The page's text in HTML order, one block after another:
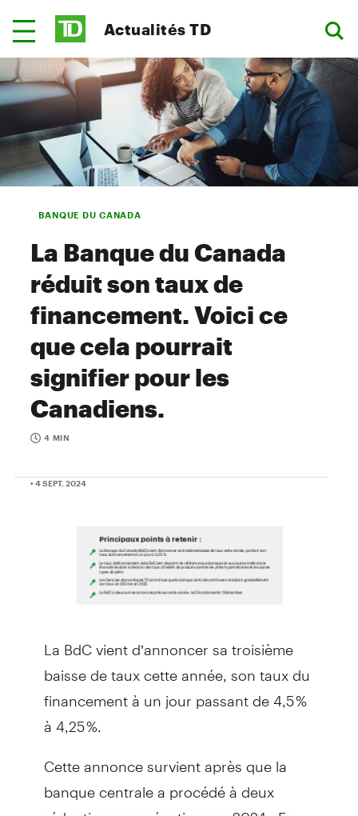
Actualités TD
BANQUE DU CANADA
La Banque du Canada
réduit son taux de
financement. Voici ce
que cela pourrait
signifier pour les
Canadiens.
4 MIN
• 4 SEPT. 2024
La BdC vient d’annoncer sa troisième
baisse de taux cette année, son taux du
financement à un jour passant de 4,5 %
à 4,25 %.
Cette annonce survient après que la
banque centrale a procédé à deux